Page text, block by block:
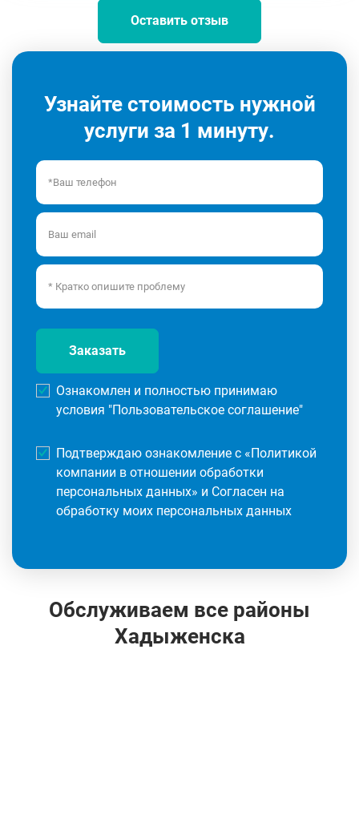
Оставить отзыв
Узнайте стоимость нужной
услуги за 1 минуту.
Заказать
Ознакомлен и полностью принимаю
условия "Пользовательское соглашение"
Подтверждаю ознакомление с «Политикой
компании в отношении обработки
персональных данных» и Согласен на
обработку моих персональных данных
Обслуживаем все районы
Хадыженска